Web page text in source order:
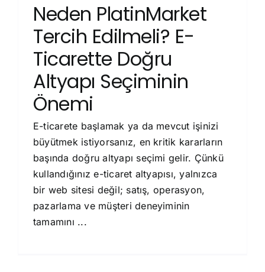
Neden PlatinMarket
Tercih Edilmeli? E-
Ticarette Doğru
Altyapı Seçiminin
Önemi
E-ticarete başlamak ya da mevcut işinizi
büyütmek istiyorsanız, en kritik kararların
başında doğru altyapı seçimi gelir. Çünkü
kullandığınız e-ticaret altyapısı, yalnızca
bir web sitesi değil; satış, operasyon,
pazarlama ve müşteri deneyiminin
tamamını ...